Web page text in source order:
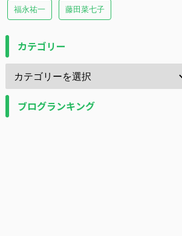
福永祐一 藤田菜七子
カテゴリー
ブログランキング